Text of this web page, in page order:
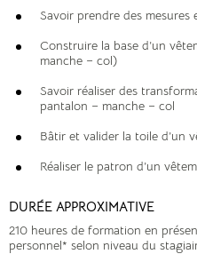
Savoir prendre des
Construire la base d’un
manche – col)
Savoir réaliser des
pantalon – manche – col
Bâtir et valider la toile d’un
Réaliser le patron d’un
DURÉE APPROXIMATIVE
210 heures de formation en
personnel* selon niveau du